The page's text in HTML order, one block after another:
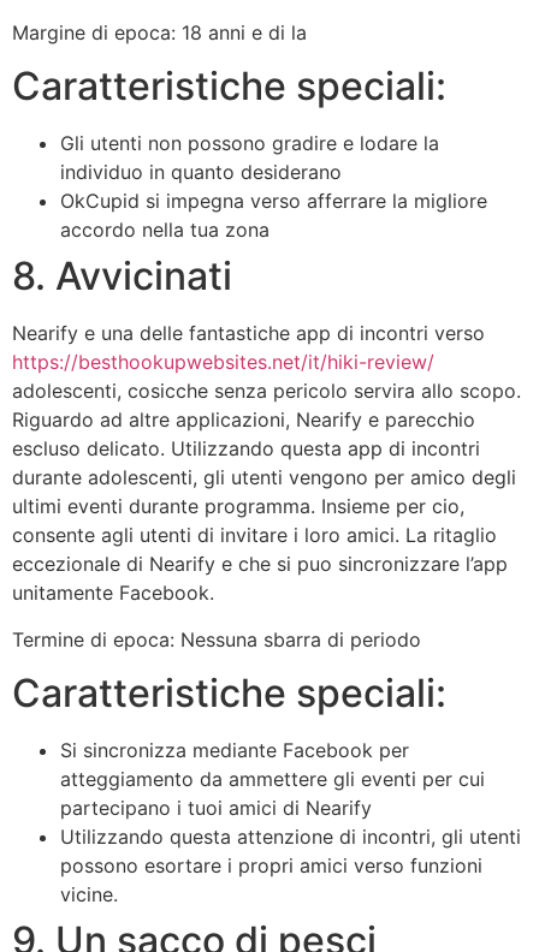
Margine di epoca: 18 anni e di la
Caratteristiche speciali:
Gli utenti non possono gradire e lodare la
individuo in quanto desiderano
OkCupid si impegna verso afferrare la migliore
accordo nella tua zona
8. Avvicinati
Nearify e una delle fantastiche app di incontri verso
https://besthookupwebsites.net/it/hiki-review/
adolescenti, cosicche senza pericolo servira allo scopo.
Riguardo ad altre applicazioni, Nearify e parecchio
escluso delicato. Utilizzando questa app di incontri
durante adolescenti, gli utenti vengono per amico degli
ultimi eventi durante programma. Insieme per cio,
consente agli utenti di invitare i loro amici. La ritaglio
eccezionale di Nearify e che si puo sincronizzare l’app
unitamente Facebook.
Termine di epoca: Nessuna sbarra di periodo
Caratteristiche speciali:
Si sincronizza mediante Facebook per
atteggiamento da ammettere gli eventi per cui
partecipano i tuoi amici di Nearify
Utilizzando questa attenzione di incontri, gli utenti
possono esortare i propri amici verso funzioni
vicine.
9. Un sacco di pesci